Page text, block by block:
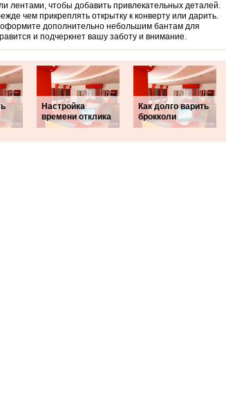
лентами, чтобы добавить привлекательных деталей.
чем прикреплять открытку к конверту или дарить.
дополнительно небольшим бантам для
и подчеркнет вашу заботу и внимание.
Настройка
времени отклика
Как долго варить
брокколи